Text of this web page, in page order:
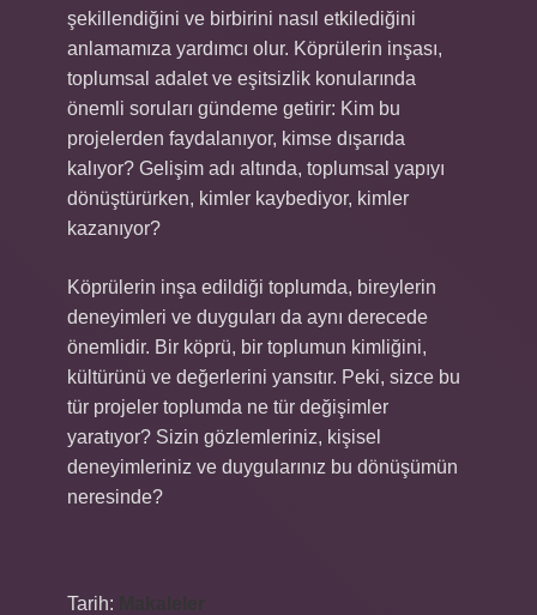
şekillendiğini ve birbirini nasıl etkilediğini
anlamamıza yardımcı olur. Köprülerin inşası,
toplumsal adalet ve eşitsizlik konularında
önemli soruları gündeme getirir: Kim bu
projelerden faydalanıyor, kimse dışarıda
kalıyor? Gelişim adı altında, toplumsal yapıyı
dönüştürürken, kimler kaybediyor, kimler
kazanıyor?
Köprülerin inşa edildiği toplumda, bireylerin
deneyimleri ve duyguları da aynı derecede
önemlidir. Bir köprü, bir toplumun kimliğini,
kültürünü ve değerlerini yansıtır. Peki, sizce bu
tür projeler toplumda ne tür değişimler
yaratıyor? Sizin gözlemleriniz, kişisel
deneyimleriniz ve duygularınız bu dönüşümün
neresinde?
Tarih: